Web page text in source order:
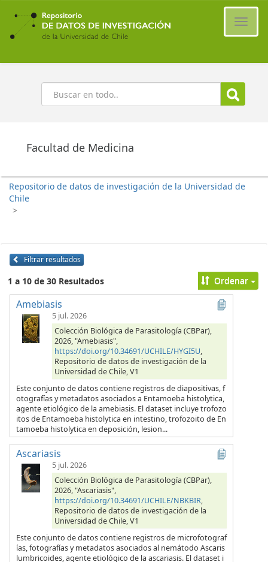
Ir
contenido
principal
Buscar
Facultad de Medicina
Repositorio de datos de investigación de la Universidad de
Chile
>
Filtrar resultados
1 a 10 de 30 Resultados Ordenar
Amebiasis
5 jul. 2026
Colección Biológica de Parasitología (CBPar),
2026, "Amebiasis",
https://doi.org/10.34691/UCHILE/HYGI5U,
Repositorio de datos de investigación de la
Universidad de Chile, V1
Este conjunto de datos contiene registros de diapositivas, f
otografías y metadatos asociados a Entamoeba histolytica,
agente etiológico de la amebiasis. El dataset incluye trofozo
itos de Entamoeba histolytica en intestino, trofozoito de En
tamoeba histolytica en deposición, lesion...
Ascariasis
5 jul. 2026
Colección Biológica de Parasitología (CBPar),
2026, "Ascariasis",
https://doi.org/10.34691/UCHILE/NBKBIR,
Repositorio de datos de investigación de la
Universidad de Chile, V1
Este conjunto de datos contiene registros de microfotograf
ías, fotografías y metadatos asociados al nemátodo Ascaris
lumbricoides, agente etiológico de la ascariasis. El dataset i